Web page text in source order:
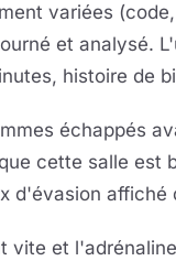
variées
et analysé.
histoire de
échappés
cette salle est
d'évasion affiché
vite et